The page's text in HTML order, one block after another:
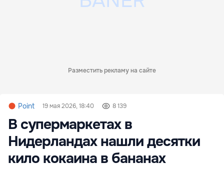
Разместить рекламу на сайте
Point 19 мая 2026, 18:40 8 139
В супермаркетах в
Нидерландах нашли десятки
кило кокаина в бананах